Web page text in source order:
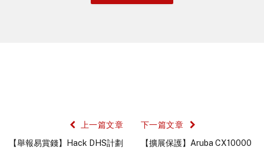
上一篇文章
【舉報易賞錢】Hack DHS計劃
下一篇文章
【擴展保護】Aruba CX10000